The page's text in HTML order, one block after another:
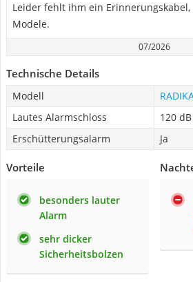
Leider fehlt ihm ein
Modele.
07/2026
Technische Details
Modell
Lautes Alarmschloss
120 dB
Erschütterungsalarm
Ja
Vorteile
besonders lauter
Alarm
sehr dicker
Sicherheitsbolzen